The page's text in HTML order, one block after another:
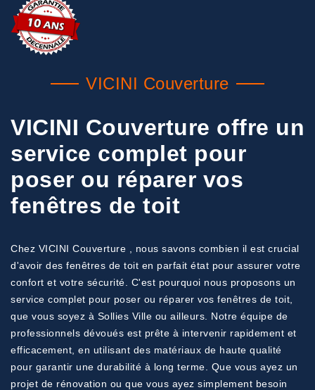
VICINI Couverture
VICINI Couverture offre un
service complet pour
poser ou réparer vos
fenêtres de toit
Chez VICINI Couverture , nous savons combien il est crucial
d'avoir des fenêtres de toit en parfait état pour assurer votre
confort et votre sécurité. C'est pourquoi nous proposons un
service complet pour poser ou réparer vos fenêtres de toit,
que vous soyez à Sollies Ville ou ailleurs. Notre équipe de
professionnels dévoués est prête à intervenir rapidement et
efficacement, en utilisant des matériaux de haute qualité
pour garantir une durabilité à long terme. Que vous ayez un
projet de rénovation ou que vous ayez simplement besoin